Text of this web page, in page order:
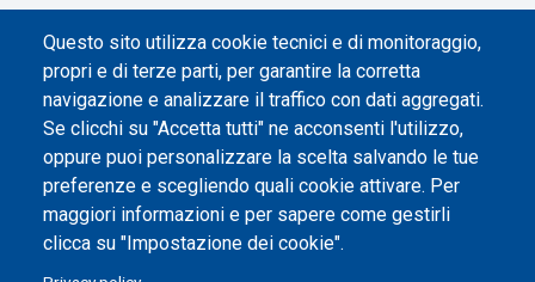
Questo sito utilizza cookie tecnici e di monitoraggio,
propri e di terze parti, per garantire la corretta
navigazione e analizzare il traffico con dati aggregati.
Se clicchi su "Accetta tutti" ne acconsenti l'utilizzo,
oppure puoi personalizzare la scelta salvando le tue
preferenze e scegliendo quali cookie attivare. Per
maggiori informazioni e per sapere come gestirli
clicca su "Impostazione dei cookie".
Dichiarazione di accessibilità
Impostazione dei cookie